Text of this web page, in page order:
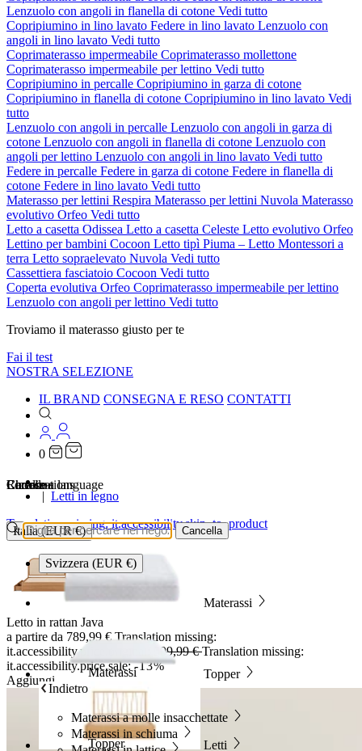
Lenzuolo con angoli in flanella di cotone Vedi tutto
Copripiumino in lino lavato Federe in lino lavato Lenzuolo con
angoli in lino lavato Vedi tutto
Coprimaterasso impermeabile Coprimaterasso mollettone
Coprimaterasso impermeabile per lettino Vedi tutto
Copripiumino in percalle Copripiumino in garza di cotone
Copripiumino in flanella di cotone Copripiumino in lino lavato Vedi
tutto
Lenzuolo con angoli in percalle Lenzuolo con angoli in garza di
cotone Lenzuolo con angoli in flanella di cotone Lenzuolo con
angoli per lettino Lenzuolo con angoli in lino lavato Vedi tutto
Federe in percalle Federe in garza di cotone Federe in flanella di
cotone Federe in lino lavato Vedi tutto
Materasso per lettini Respira Materasso per lettini Nuvola Materasso
evolutivo Orfeo Vedi tutto
Letto a casetta Odissea Letto a casetta Celeste Letto evolutivo Orfeo
Lettino per bambini Cocoon Letto tipì Piuma – Letto Montessori a
terra Letto sopraelevato Nuvola Vedi tutto
Cassettiera fasciatoio Cocoon Vedi tutto
Coperta evolutiva Orfeo Coprimaterasso impermeabile per lettino
Lenzuolo con angoli per lettino Vedi tutto
Troviamo il materasso giusto per te
Fai il test
NOSTRA SELEZIONE
IL BRAND CONSEGNA E RESO CONTATTI
0
Materassi
Indietro
Materassi
Materassi a molle insacchettate
Materassi in schiuma
Topper
Topper Letti
Localizations
Italia (EUR €)
Svizzera (EUR €)
Choose a language
Ricerca
Cancella
Carrello
…
Letti in legno
Translation missing: it.accessibility.skip_to_product
Letto in rattan Java
a partire da 789,99 € Translation missing:
it.accessibility.price.original:
909,99 €Translation missing:
it.accessibility.price.sale:-13%
Aggiungi